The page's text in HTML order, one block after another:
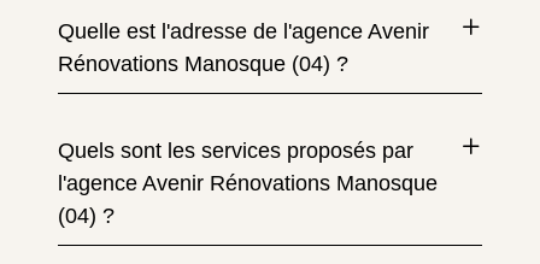
Quelle est l'adresse de l'agence Avenir
Rénovations Manosque (04) ?
Quels sont les services proposés par
l'agence Avenir Rénovations Manosque
(04) ?